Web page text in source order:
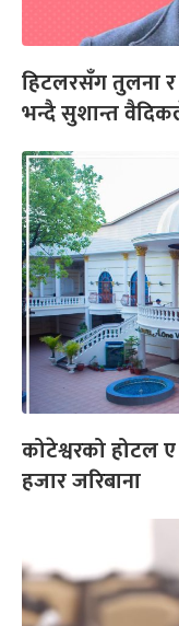
हिटलरसँग तुलना र
भन्दै सुशान्त
कोटेश्वरको होटल
हजार जरिबाना